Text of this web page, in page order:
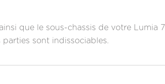
que le sous-chassis de votre Lumia
sont indissociables.